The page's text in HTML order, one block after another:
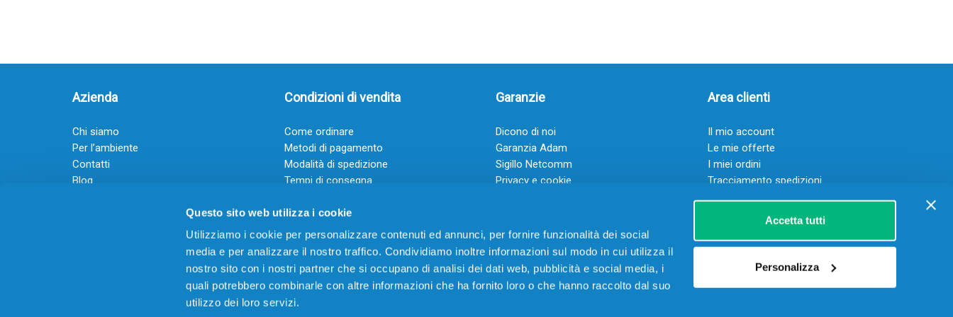
Questo sito web utilizza i cookie
Utilizziamo i cookie per personalizzare contenuti ed annunci, per fornire funzionalità dei social
media e per analizzare il nostro traffico. Condividiamo inoltre informazioni sul modo in cui utilizza il
nostro sito con i nostri partner che si occupano di analisi dei dati web, pubblicità e social media, i
quali potrebbero combinarle con altre informazioni che ha fornito loro o che hanno raccolto dal suo
utilizzo dei loro servizi.
Accetta tutti
Personalizza
Azienda
Chi siamo
Per l’ambiente
Contatti
Blog
Guadagna con il Dropship
Condizioni di vendita
Come ordinare
Metodi di pagamento
Modalità di spedizione
Tempi di consegna
Garanzie
Dicono di noi
Garanzia Adam
Sigillo Netcomm
Privacy e cookie
Area clienti
Il mio account
Le mie offerte
I miei ordini
Tracciamento spedizioni
Resi
Servizio clienti